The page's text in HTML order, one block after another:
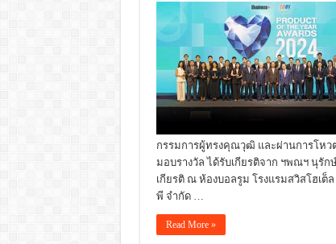
กรรมการผู้ทรงคุณวุฒิ และผ่านการโหว
มอบรางวัล ได้รับเกียรติจาก ฯพณฯ นุรั
เกียรติ ณ ห้องบอลรูม โรงแรมสวิสโฮเต็
พี จำกัด …
Read More »